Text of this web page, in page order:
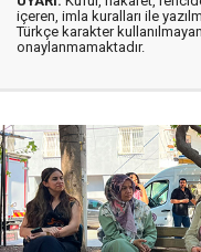
içeren, imla kuralları ile
Türkçe karakter
onaylanmamaktadır.